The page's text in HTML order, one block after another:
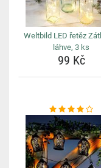
Weltbild LED řetěz
láhve, 3 ks
99 Kč